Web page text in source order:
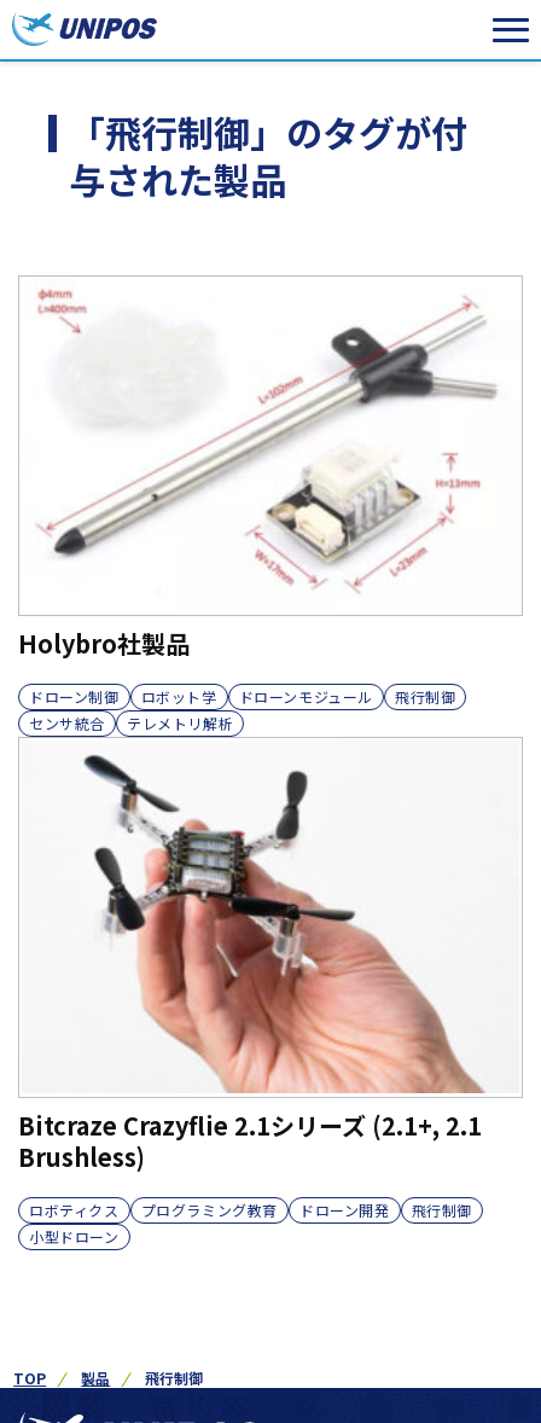
「飛行制御」のタグが付
与された製品
Holybro社製品
ドローン制御 ロボット学 ドローンモジュール
飛行制御
センサ統合
テレメトリ解析
Bitcraze Crazyflie 2.1シリーズ (2.1+, 2.1
Brushless)
ロボティクス プログラミング教育 ドローン開発
飛行制御
小型ドローン
TOP 製品 飛行制御